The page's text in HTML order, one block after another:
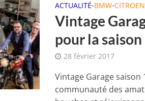
ACTUALITÉ•BMW•CITROEN
Vintage
pour la
28 février 2017
Vintage Garage
communauté des